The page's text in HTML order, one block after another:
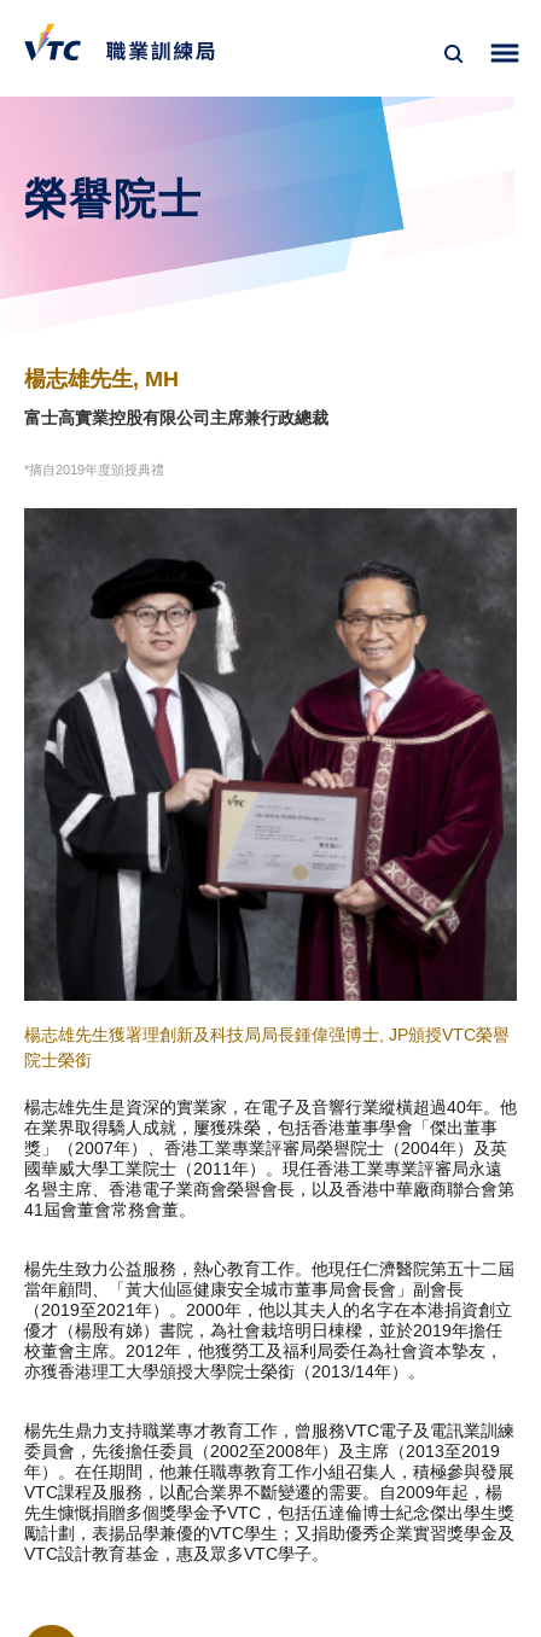
榮譽院士
楊志雄先生, MH
富士高實業控股有限公司主席兼行政總裁
*摘自2019年度頒授典禮
楊志雄先生獲署理創新及科技局局長鍾偉强博士, JP頒授VTC榮譽
院士榮銜
楊志雄先生是資深的實業家，在電子及音響行業縱橫超過40年。他
在業界取得驕人成就，屢獲殊榮，包括香港董事學會「傑出董事
獎」（2007年）、香港工業專業評審局榮譽院士（2004年）及英
國華威大學工業院士（2011年）。現任香港工業專業評審局永遠
名譽主席、香港電子業商會榮譽會長，以及香港中華廠商聯合會第
41屆會董會常務會董。
楊先生致力公益服務，熱心教育工作。他現任仁濟醫院第五十二屆
當年顧問、「黃大仙區健康安全城市董事局會長會」副會長
（2019至2021年）。2000年，他以其夫人的名字在本港捐資創立
優才（楊殷有娣）書院，為社會栽培明日棟樑，並於2019年擔任
校董會主席。2012年，他獲勞工及福利局委任為社會資本摯友，
亦獲香港理工大學頒授大學院士榮銜（2013/14年）。
楊先生鼎力支持職業專才教育工作，曾服務VTC電子及電訊業訓練
委員會，先後擔任委員（2002至2008年）及主席（2013至2019
年）。在任期間，他兼任職專教育工作小組召集人，積極參與發展
VTC課程及服務，以配合業界不斷變遷的需要。自2009年起，楊
先生慷慨捐贈多個獎學金予VTC，包括伍達倫博士紀念傑出學生獎
勵計劃，表揚品學兼優的VTC學生；又捐助優秀企業實習獎學金及
VTC設計教育基金，惠及眾多VTC學子。